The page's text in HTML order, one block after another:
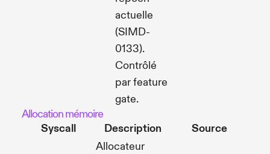
actuelle
(SIMD-
0133).
Contrôlé
par feature
gate.
Allocation mémoire
Syscall
Description Source
Allocateur